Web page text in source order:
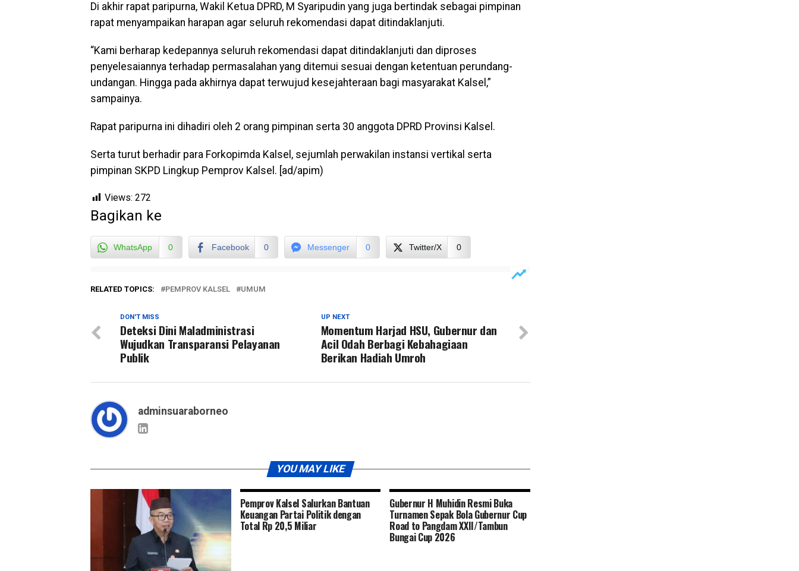
Di akhir rapat paripurna, Wakil Ketua DPRD, M Syaripudin yang juga bertindak sebagai pimpinan
rapat menyampaikan harapan agar seluruh rekomendasi dapat ditindaklanjuti.
“Kami berharap kedepannya seluruh rekomendasi dapat ditindaklanjuti dan diproses
penyelesaiannya terhadap permasalahan yang ditemui sesuai dengan ketentuan perundang-
undangan. Hingga pada akhirnya dapat terwujud kesejahteraan bagi masyarakat Kalsel,”
sampainya.
Rapat paripurna ini dihadiri oleh 2 orang pimpinan serta 30 anggota DPRD Provinsi Kalsel.
Serta turut berhadir para Forkopimda Kalsel, sejumlah perwakilan instansi vertikal serta
pimpinan SKPD Lingkup Pemprov Kalsel. [ad/apim)
Views: 272
Bagikan ke
WhatsApp 0 Facebook 0 Messenger 0 Twitter/X 0
RELATED TOPICS: PEMPROV KALSEL UMUM
UP NEXT
Momentum Harjad HSU, Gubernur dan
Acil Odah Berbagi Kebahagiaan
Berikan Hadiah Umroh
DON'T MISS
Deteksi Dini Maladministrasi
Wujudkan Transparansi Pelayanan
Publik
adminsuaraborneo
YOU MAY LIKE
Pemprov Kalsel Salurkan Bantuan
Keuangan Partai Politik dengan
Total Rp 20,5 Miliar
Gubernur H Muhidin Resmi Buka
Turnamen Sepak Bola Gubernur Cup
Road to Pangdam XXII/Tambun
Bungai Cup 2026